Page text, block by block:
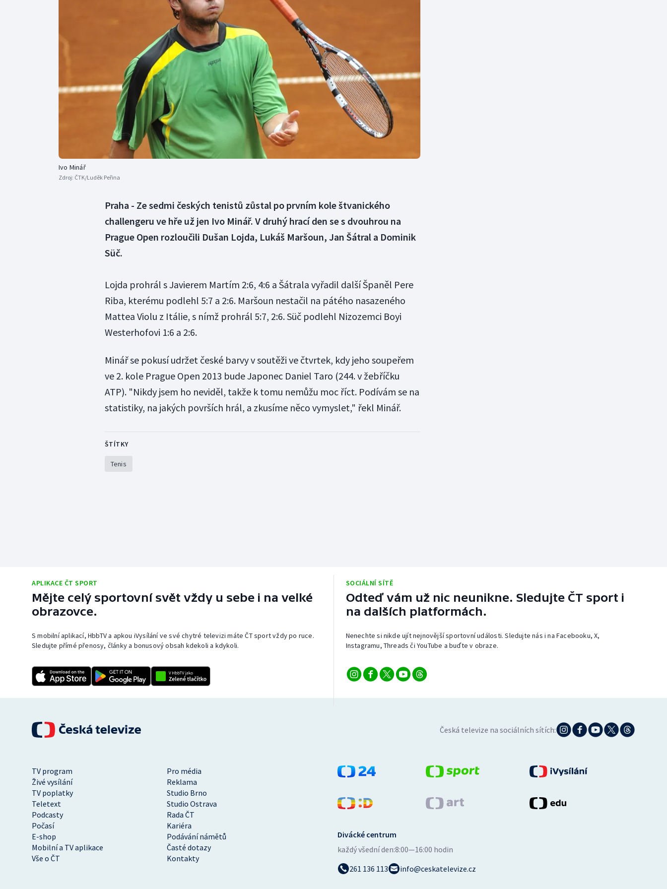
Curling
Dostihy
Florbal
Futsal
Golf
Gymnastika
Moderní pětiboj
Motorsport
Olympijské hry
Parasport
Plavání
Plážový volejbal
Volejbal
Ostatní
Ivo Minář
Zdroj: ČTK/Luděk Peřina
Praha - Ze sedmi českých tenistů zůstal po prvním kole štvanického
challengeru ve hře už jen Ivo Minář. V druhý hrací den se s dvouhrou na
Prague Open rozloučili Dušan Lojda, Lukáš Maršoun, Jan Šátral a Dominik
Süč.
Lojda prohrál s Javierem Martím 2:6, 4:6 a Šátrala vyřadil další Španěl Pere
Riba, kterému podlehl 5:7 a 2:6. Maršoun nestačil na pátého nasazeného
Mattea Violu z Itálie, s nímž prohrál 5:7, 2:6. Süč podlehl Nizozemci Boyi
Westerhofovi 1:6 a 2:6.
Minář se pokusí udržet české barvy v soutěži ve čtvrtek, kdy jeho soupeřem
ve 2. kole Prague Open 2013 bude Japonec Daniel Taro (244. v žebříčku
ATP). "Nikdy jsem ho neviděl, takže k tomu nemůžu moc říct. Podívám se na
statistiky, na jakých površích hrál, a zkusíme něco vymyslet," řekl Minář.
ŠTÍTKY
Tenis
APLIKACE ČT SPORT
Mějte celý sportovní svět vždy u sebe i na velké
obrazovce.
S mobilní aplikací, HbbTV a apkou iVysílání ve své chytré televizi máte ČT sport vždy po ruce.
Sledujte přímé přenosy, články a bonusový obsah kdekoli a kdykoli.
SOCIÁLNÍ SÍTĚ
Odteď vám už nic neunikne. Sledujte ČT sport i
na dalších platformách.
Nenechte si nikde ujít nejnovější sportovní události. Sledujte nás i na Facebooku, X,
Instagramu, Threads či YouTube a buďte v obraze.
Česká televize na sociálních sítích:
TV program
Pro média
Živé vysílání
Reklama
TV poplatky
Studio Brno
Teletext
Studio Ostrava
Podcasty
Rada ČT
Počasí
Kariéra
E-shop
Podávání námětů
Mobilní a TV aplikace
Časté dotazy
Vše o ČT
Kontakty
Divácké centrum
každý všední den:8:00—16:00 hodin
261 136 113
info@ceskatelevize.cz